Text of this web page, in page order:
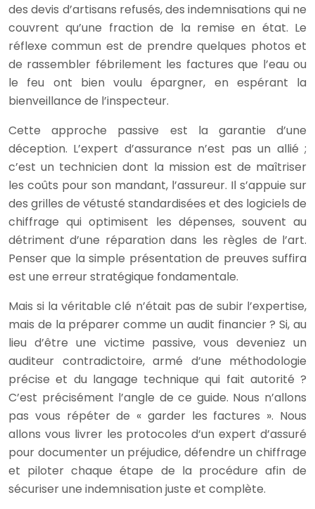
des devis d’artisans refusés, des indemnisations qui ne
couvrent qu’une fraction de la remise en état. Le
réflexe commun est de prendre quelques photos et
de rassembler fébrilement les factures que l’eau ou
le feu ont bien voulu épargner, en espérant la
bienveillance de l’inspecteur.
Cette approche passive est la garantie d’une
déception. L’expert d’assurance n’est pas un allié ;
c’est un technicien dont la mission est de maîtriser
les coûts pour son mandant, l’assureur. Il s’appuie sur
des grilles de vétusté standardisées et des logiciels de
chiffrage qui optimisent les dépenses, souvent au
détriment d’une réparation dans les règles de l’art.
Penser que la simple présentation de preuves suffira
est une erreur stratégique fondamentale.
Mais si la véritable clé n’était pas de subir l’expertise,
mais de la préparer comme un audit financier ? Si, au
lieu d’être une victime passive, vous deveniez un
auditeur contradictoire, armé d’une méthodologie
précise et du langage technique qui fait autorité ?
C’est précisément l’angle de ce guide. Nous n’allons
pas vous répéter de « garder les factures ». Nous
allons vous livrer les protocoles d’un expert d’assuré
pour documenter un préjudice, défendre un chiffrage
et piloter chaque étape de la procédure afin de
sécuriser une indemnisation juste et complète.